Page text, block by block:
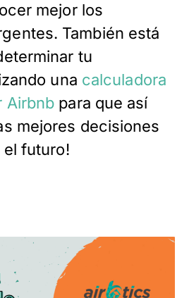
mejor los
También está
tu
una calculadora
Airbnb para que así
mejores decisiones
el futuro!